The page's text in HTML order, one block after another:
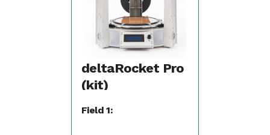
deltaRocket Pro
(kit)
Field 1: